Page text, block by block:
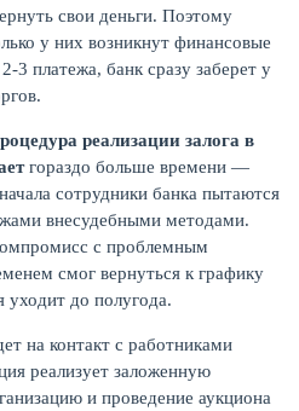
свои деньги. Поэтому
у них возникнут финансовые
3 платежа, банк сразу заберет у
реализации залога в
гораздо больше времени —
сотрудники банка пытаются
внесудебными методами.
с проблемным
смог вернуться к графику
уходит до полугода.
на контакт с работниками
реализует заложенную
и проведение аукциона